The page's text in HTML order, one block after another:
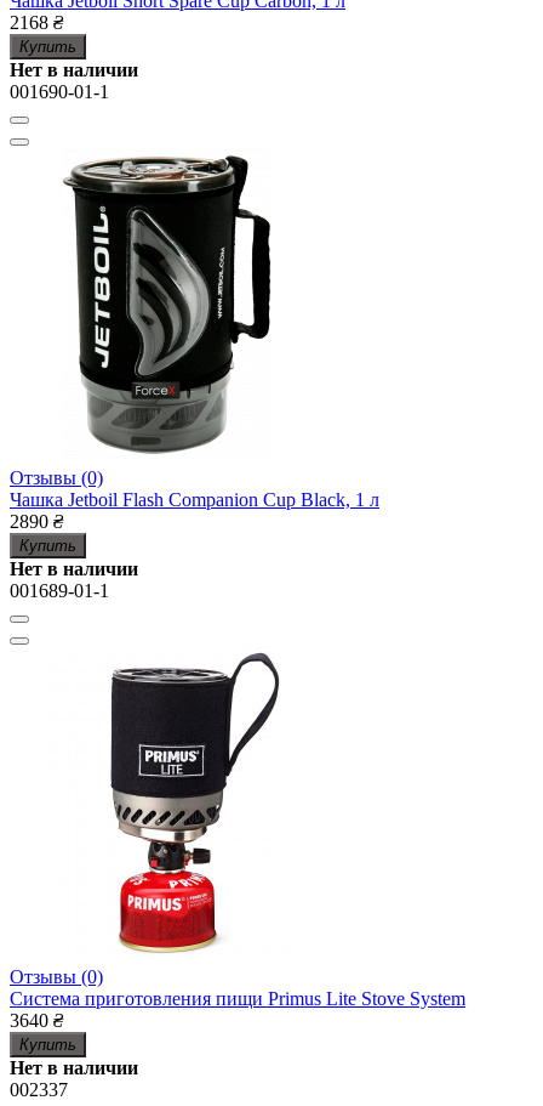
2168 ₴
Купить
Нет в наличии
001690-01-1
Отзывы (0)
Чашка Jetboil Flash Companion Cup Black, 1 л
2890 ₴
Купить
Нет в наличии
001689-01-1
Отзывы (0)
Система приготовления пищи Primus Lite Stove System
3640 ₴
Купить
Нет в наличии
002337